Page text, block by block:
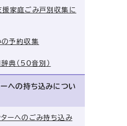
家庭ごみ戸別収集に
予約収集
典（50音別）
への持ち込みについ
ーへのごみ持ち込み